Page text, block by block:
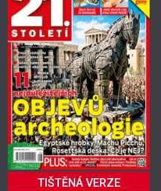
TIŠTĚNÁ VERZE